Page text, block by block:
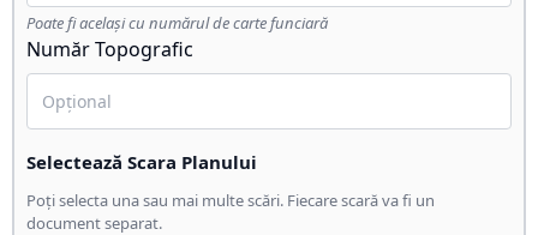
Poate fi același cu numărul de carte funciară
Număr Topografic
Selectează Scara Planului
Poți selecta una sau mai multe scări. Fiecare scară va fi un
document separat.